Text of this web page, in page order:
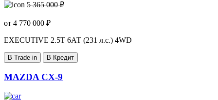
5 365 000 ₽
от 4 770 000 ₽
EXECUTIVE 2.5T 6АТ (231 л.с.) 4WD
В Trade-in В Кредит
MAZDA CX-9